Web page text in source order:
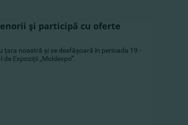
şi participă cu oferte
ţara noastră şi se desfăşoară în perioada 19 -
Expoziţii „Moldexpo”.